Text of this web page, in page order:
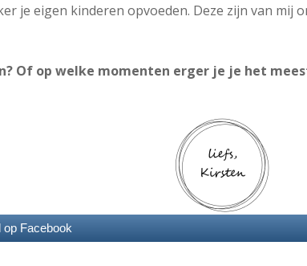
je eigen kinderen opvoeden. Deze zijn van mij
Of op welke momenten erger je je het
op Facebook